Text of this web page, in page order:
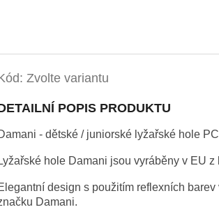
Zvolte variantu
POPIS PRODUKTU
- dětské / juniorské lyžařské hole
Lyžařské hole Damani jsou vyráběny v EU
design s použitím reflexních
Damani.